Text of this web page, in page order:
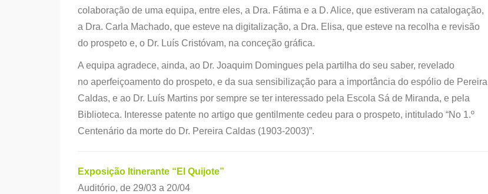
colaboração de uma equipa, entre eles, a Dra. Fátima e a D. Alice, que estiveram na catalogação,
a Dra. Carla Machado, que esteve na digitalização, a Dra. Elisa, que esteve na recolha e revisão
do prospeto e, o Dr. Luís Cristóvam, na conceção gráfica.
A equipa agradece, ainda, ao Dr. Joaquim Domingues pela partilha do seu saber, revelado
no aperfeiçoamento do prospeto, e da sua sensibilização para a importância do espólio de Pereira
Caldas, e ao Dr. Luís Martins por sempre se ter interessado pela Escola Sá de Miranda, e pela
Biblioteca. Interesse patente no artigo que gentilmente cedeu para o prospeto, intitulado “No 1.º
Centenário da morte do Dr. Pereira Caldas (1903-2003)”.
Exposição Itinerante “El Quijote”
Auditório, de 29/03 a 20/04